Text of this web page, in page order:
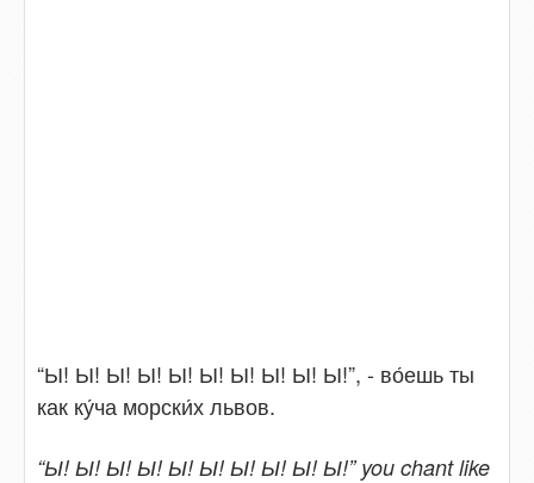
“Ы! Ы! Ы! Ы! Ы! Ы! Ы! Ы! Ы! Ы!”, - во́ешь ты
как ку́ча морски́х львов.
“Ы! Ы! Ы! Ы! Ы! Ы! Ы! Ы! Ы! Ы!” you chant like